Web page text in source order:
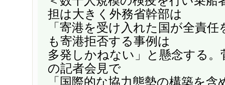
担は大きく外務省幹部は
「寄港を受け入れた国が全責
も寄港拒否する事例は
多発しかねない」と懸念する。
の記者会見で
「国際的な協力態勢の構築を